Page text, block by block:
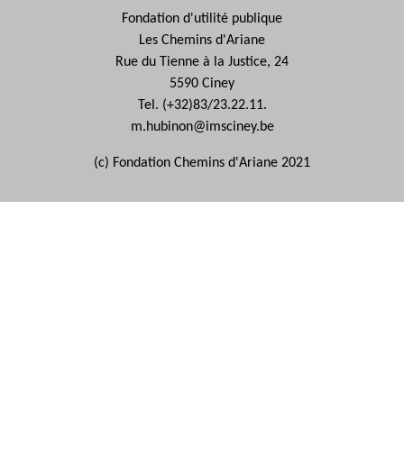
Fondation d'utilité publique
Les Chemins d'Ariane
Rue du Tienne à la Justice, 24
5590 Ciney
Tel. (+32)83/23.22.11.
m.hubinon@imsciney.be
(c) Fondation Chemins d'Ariane 2021